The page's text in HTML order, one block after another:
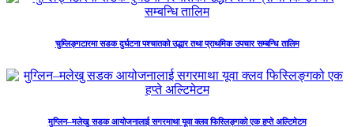
चुम्लिङ्गटारमा सडक दुर्घटना पश्चातको उद्धार तथा प्राथमिक उपचार सम्बन्धि तालिम
मुग्लिन–मलेखु सडक आयोजनालाई सगरमाथा यूवा क्लव फिस्लिङ्गको एक हप्ते अल्टिमेटम